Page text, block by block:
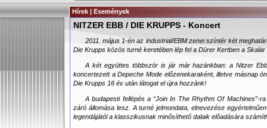
Hírek | Események
NITZER EBB / DIE KRUPPS - Koncert
2011. május 1-én az industrial/EBM zenei színtér két
Die Krupps közös turné keretében lép fel a Dürer Kertben a
A két együttes többször is jár már hazánkban: a Nitzer
koncertezett a Depeche Mode előzenekaraként, illetve másnap
Die Krupps 16 év után látogat el újra hozzánk!
A budapesti fellépés a “Join In The Rhythm Of Machines”-
záró állomása lesz. A turné jelmondata, elnevezése
legendájától a klasszikusnak minősíthető dalaik előadására